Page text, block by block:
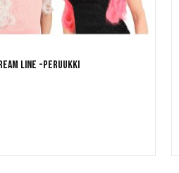
Line -peruukki